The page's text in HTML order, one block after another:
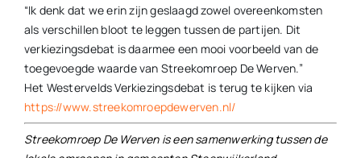
“Ik denk dat we erin zijn geslaagd zowel overeenkomsten
als verschillen bloot te leggen tussen de partijen. Dit
verkiezingsdebat is daarmee een mooi voorbeeld van de
toegevoegde waarde van Streekomroep De Werven.”
Het Westervelds Verkiezingsdebat is terug te kijken via
https://www.streekomroepdewerven.nl/
Streekomroep De Werven is een samenwerking tussen de